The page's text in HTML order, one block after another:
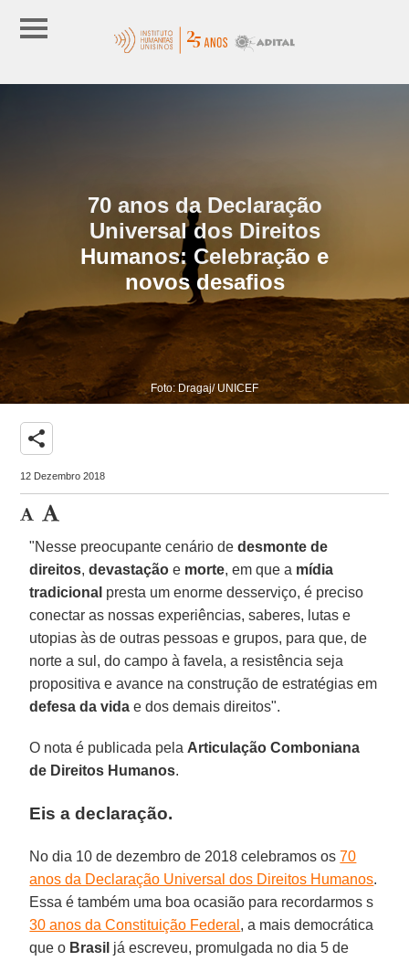
70 anos da Declaração
Universal dos Direitos
Humanos: Celebração e
novos desafios
Foto: Dragaj/ UNICEF
share
12 Dezembro 2018
"Nesse preocupante cenário dedesmonte de
direitos,devastação e morte, em que a mídia
tradicional presta um enorme desserviço, é preciso
conectar as nossas experiências, saberes, lutas e
utopias às de outras pessoas e grupos, para que, de
norte a sul, do campo à favela, a resistência seja
propositiva e avance na construção de estratégias em
defesa da vida e dos demais direitos".
O nota é publicada pela Articulação Comboniana
de Direitos Humanos.
Eis a declaração.
No dia 10 de dezembro de 2018 celebramos os70
anos da Declaração Universal dos Direitos Humanos.
Essa é também uma boa ocasião para recordarmos s
30 anos da Constituição Federal , a mais democrática
que o Brasil já escreveu, promulgada no dia 5 de